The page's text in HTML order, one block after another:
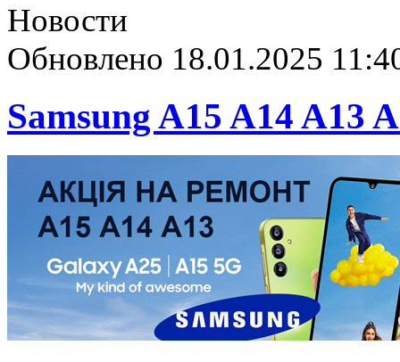
Новости
Обновлено 18.01.2025
Samsung A15 A14 A13